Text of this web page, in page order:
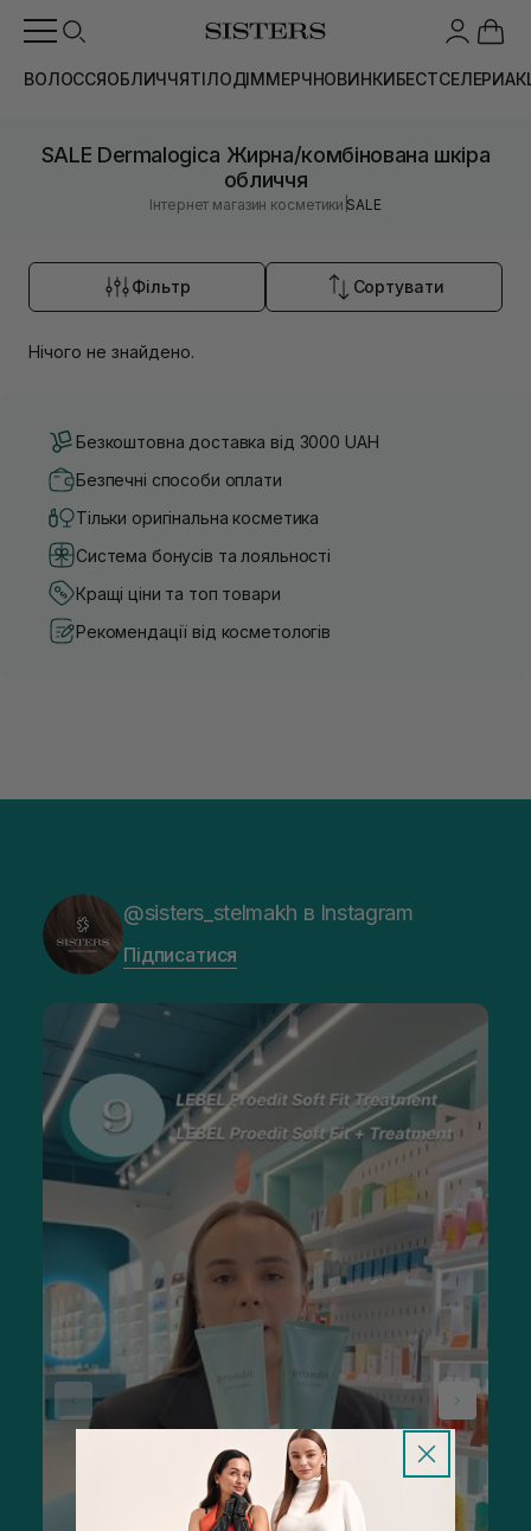
ВОЛОССЯОБЛИЧЧЯТІЛОДІММЕРЧНОВИНКИБЕСТСЕЛЕРИ
SALE Dermalogica Жирна/комбінована шкіра
обличчя
Інтернет магазин косметики |SALE
Фільтр Сортувати
Нічого не знайдено.
Безкоштовна доставка від 3000 UAH
Безпечні способи оплати
Тільки оригінальна косметика
Система бонусів та лояльності
Кращі ціни та топ товари
Рекомендації від косметологів
@sisters_stelmakh в Instagram
Підписатися